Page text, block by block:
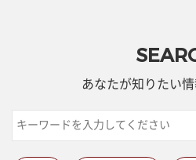
あなたが知りたい